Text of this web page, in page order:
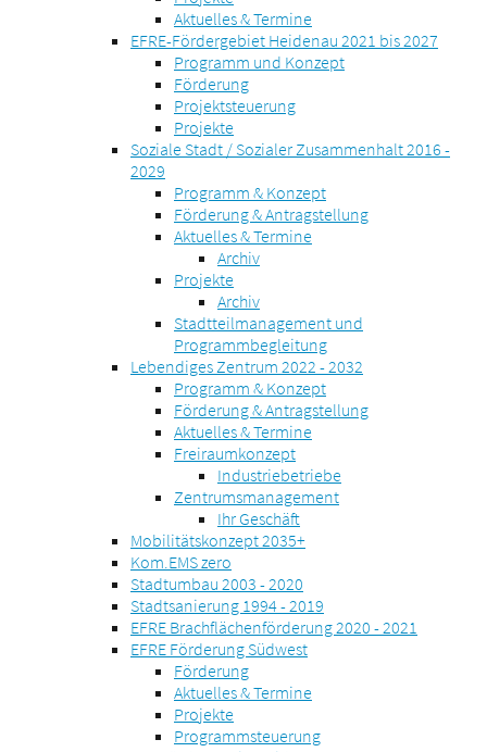
Aktuelles & Termine
EFRE-Fördergebiet Heidenau 2021 bis 2027
Programm und Konzept
Förderung
Projektsteuerung
Projekte
Soziale Stadt / Sozialer Zusammenhalt 2016 -
2029
Programm & Konzept
Förderung & Antragstellung
Aktuelles & Termine
Archiv
Projekte
Archiv
Stadtteilmanagement und
Programmbegleitung
Lebendiges Zentrum 2022 - 2032
Programm & Konzept
Förderung & Antragstellung
Aktuelles & Termine
Freiraumkonzept
Industriebetriebe
Zentrumsmanagement
Ihr Geschäft
Mobilitätskonzept 2035+
Kom.EMS zero
Stadtumbau 2003 - 2020
Stadtsanierung 1994 - 2019
EFRE Brachflächenförderung 2020 - 2021
EFRE Förderung Südwest
Förderung
Aktuelles & Termine
Projekte
Programmsteuerung